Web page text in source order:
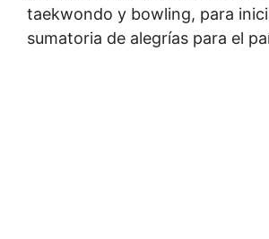
taekwondo y bowling, para
sumatoria de alegrías para el